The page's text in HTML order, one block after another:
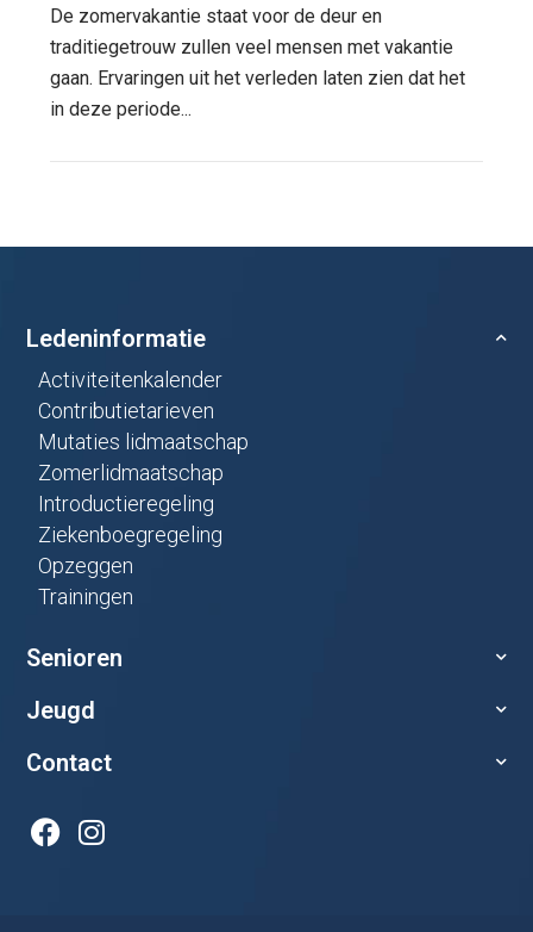
De zomervakantie staat voor de deur en
traditiegetrouw zullen veel mensen met vakantie
gaan. Ervaringen uit het verleden laten zien dat het
in deze periode...
Ledeninformatie
Activiteitenkalender
Contributietarieven
Mutaties lidmaatschap
Zomerlidmaatschap
Introductieregeling
Ziekenboegregeling
Opzeggen
Trainingen
Senioren
Jeugd
Contact